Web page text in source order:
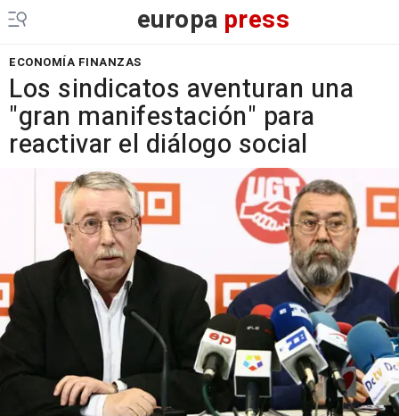
europa press
ECONOMÍA FINANZAS
Los sindicatos aventuran una
"gran manifestación" para
reactivar el diálogo social